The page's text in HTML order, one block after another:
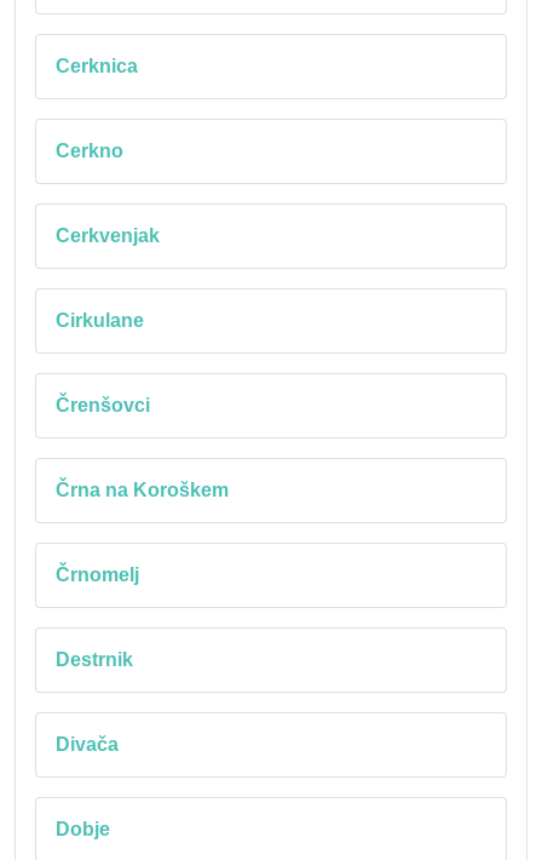
Cerknica
Cerkno
Cerkvenjak
Cirkulane
Črenšovci
Črna na Koroškem
Črnomelj
Destrnik
Divača
Dobje